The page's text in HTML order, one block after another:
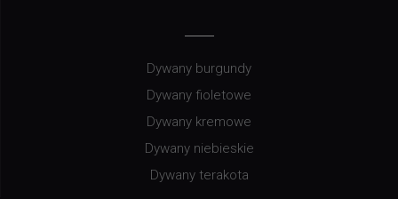
Dywany burgundy
Dywany fioletowe
Dywany kremowe
Dywany niebieskie
Dywany terakota